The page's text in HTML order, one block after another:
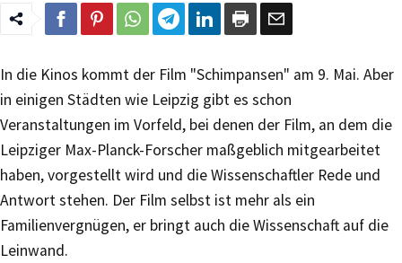
In die Kinos kommt der Film "Schimpansen" am 9. Mai. Aber
in einigen Städten wie Leipzig gibt es schon
Veranstaltungen im Vorfeld, bei denen der Film, an dem die
Leipziger Max-Planck-Forscher maßgeblich mitgearbeitet
haben, vorgestellt wird und die Wissenschaftler Rede und
Antwort stehen. Der Film selbst ist mehr als ein
Familienvergnügen, er bringt auch die Wissenschaft auf die
Leinwand.